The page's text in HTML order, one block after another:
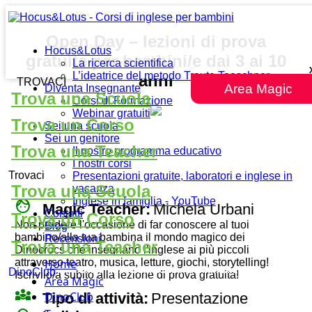
Hocus&Lotus
La ricerca scientifica
L’ideatrice del metodo Traute Taeschner
Diventa Insegnante
Corsi di Formazione
Webinar gratuiti
Sei una scuola
Sei un genitore
Il nostro programma educativo
I nostri corsi
Presentazioni gratuite, laboratori e inglese in
vacanza
Inglese in famiglia - YouTube
Contatti
Blog
Recensioni
Home
Area Magic
DinoClub
Area Magic
TROVACI
Trova una Scuola
Trova un Corso
Trova una Teacher
Trovaci
Trova una Scuola
Trova un Corso
Trova una Teacher
DinoClub
Open Day – lezioni di prova
gratuite per bambini/e dai 3 ai 10
anni
face Magic Teacher:Michela Urbani
Non perdere l'occasione di far conoscere al tuoi
bambino/alla tua bambina il mondo magico dei
Dinocrocs che insegnano l'inglese ai più piccoli
attraverso teatro, musica, letture, giochi, storytelling!
Iscrivilo/a subito alla lezione di prova gratuita!
diversity_3 Tipo di attività: Presentazione